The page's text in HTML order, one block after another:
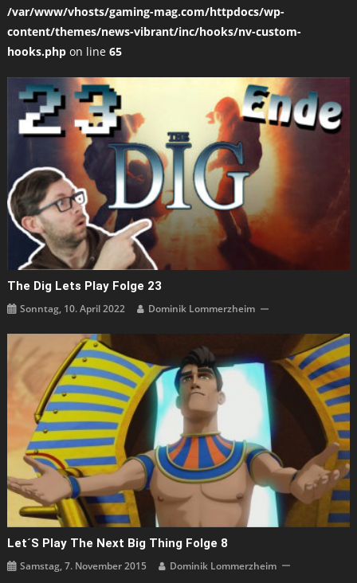
/var/www/vhosts/gaming-mag.com/httpdocs/wp-
content/themes/news-vibrant/inc/hooks/nv-custom-
hooks.phpon line 65
The Dig Lets Play Folge 23
Sonntag, 10. April 2022 Dominik Lommerzheim
Let´s Play The Next Big Thing Folge 8
Samstag, 7. November 2015 Dominik Lommerzheim